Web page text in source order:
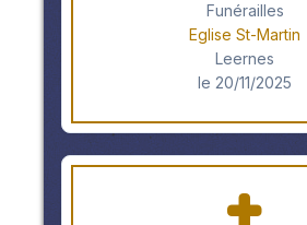
Funérailles
Eglise St-Martin
Leernes
le 20/11/2025